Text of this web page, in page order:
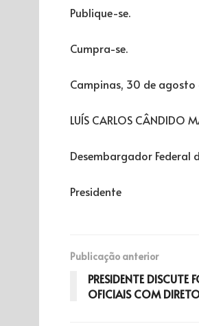
Publique-se.
Cumpra-se.
Campinas, 30 de agosto
LUÍS CARLOS CÂNDIDO
Desembargador Federal
Presidente
Publicação anterior
PRESIDENTE DISCUTE
OFICIAIS COM